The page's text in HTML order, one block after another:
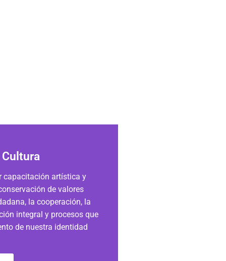
capacitación artística y
de valores
la cooperación, la
integral y procesos que
de nuestra identidad